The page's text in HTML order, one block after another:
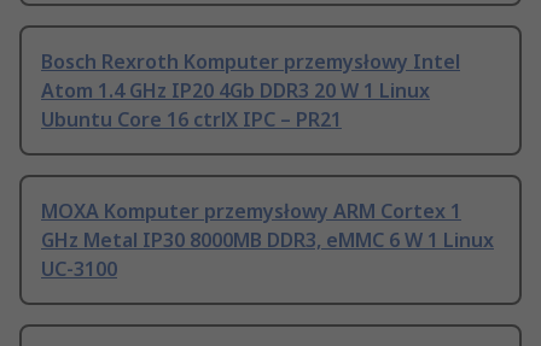
Bosch Rexroth Komputer przemysłowy Intel
Atom 1.4 GHz IP20 4Gb DDR3 20 W 1 Linux
Ubuntu Core 16 ctrlX IPC – PR21
MOXA Komputer przemysłowy ARM Cortex 1
GHz Metal IP30 8000MB DDR3, eMMC 6 W 1 Linux
UC-3100